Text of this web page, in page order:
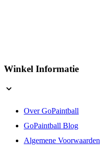
Winkel Informatie
Over GoPaintball
GoPaintball Blog
Algemene Voorwaarden